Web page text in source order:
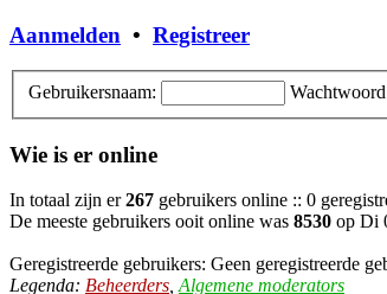
Aanmelden • Registreer
Gebruikersnaam:
Wie is er online
In totaal zijn er267 gebruikers online :: 0
De meeste gebruikers ooit online was 8530 op Di
Geregistreerde gebruikers: Geen geregistreerde
Legenda: Beheerders Algemene moderators